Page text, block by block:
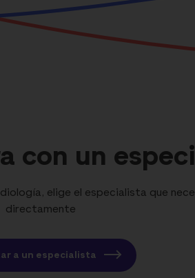
con un
elige el especialista que
directamente
a un especialista